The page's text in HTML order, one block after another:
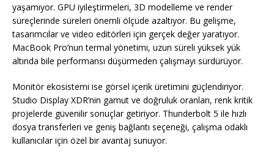
yaşamıyor. GPU iyileştirmeleri, 3D modelleme ve render
süreçlerinde süreleri önemli ölçüde azaltıyor. Bu gelişme,
tasarımcılar ve video editörleri için gerçek değer yaratıyor.
MacBook Pro’nun termal yönetimi, uzun süreli yüksek yük
altında bile performansı düşürmeden çalışmayı sürdürüyor.
Monitör ekosistemi ise görsel içerik üretimini güçlendiriyor.
Studio Display XDR’nin gamut ve doğruluk oranları, renk kritik
projelerde güvenilir sonuçlar getiriyor. Thunderbolt 5 ile hızlı
dosya transferleri ve geniş bağlantı seçeneği, çalışma odaklı
kullanıcılar için özel bir avantaj sunuyor.